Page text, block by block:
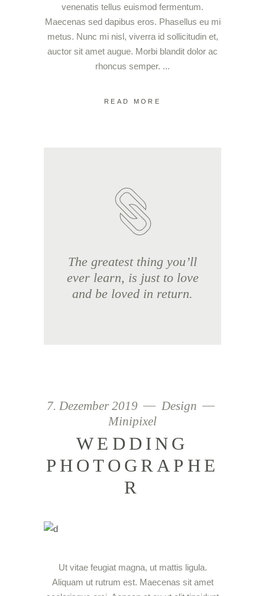
venenatis tellus euismod fermentum.
Maecenas sed dapibus eros. Phasellus eu mi
metus. Nunc mi nisl, viverra id sollicitudin et,
auctor sit amet augue. Morbi blandit dolor ac
rhoncus semper.
READ MORE
The greatest thing you’ll
ever learn, is just to love
and be loved in return.
7. Dezember 2019
Design
Minipixel
WEDDING
PHOTOGRAPHE
R
Ut vitae feugiat magna, ut mattis ligula.
Aliquam ut rutrum est. Maecenas sit amet